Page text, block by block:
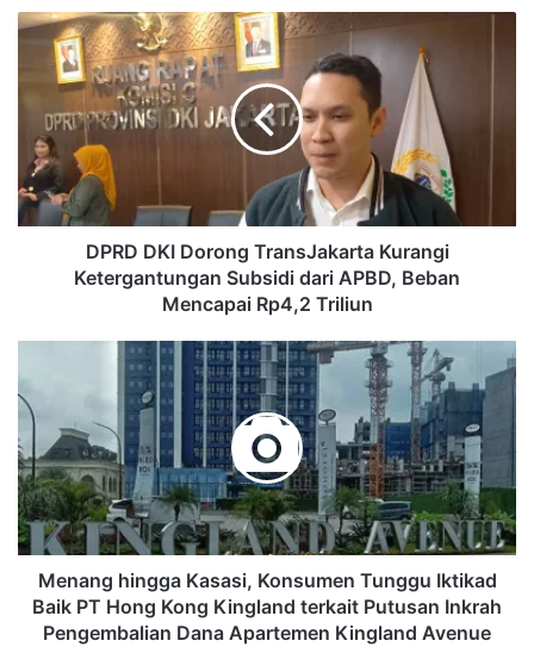
DPRD
Dorong
TransJakarta
Kurangi
Ketergantungan
Subsidi
dari
APBD,
Mencapai
DPRD DKI Dorong TransJakarta Kurangi
Ketergantungan Subsidi dari APBD, Beban
Mencapai Rp4,2 Triliun
hingga
Kasasi,
Konsumen
Tunggu
Iktikad
Baik
PT
Hong
Kong
Kingland
terkait
Menang hingga Kasasi, Konsumen Tunggu Iktikad
Baik PT Hong Kong Kingland terkait Putusan Inkrah
Pengembalian Dana Apartemen Kingland Avenue